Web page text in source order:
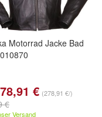
Motorrad Jacke Bad
€ (278,91 €/)
€
Versand